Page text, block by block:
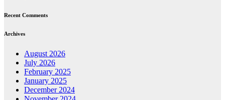
Recent Comments
Archives
August 2026
July 2026
February 2025
January 2025
December 2024